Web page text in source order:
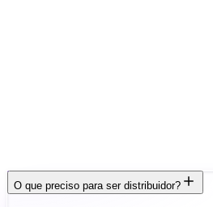
O que preciso para ser distribuidor?